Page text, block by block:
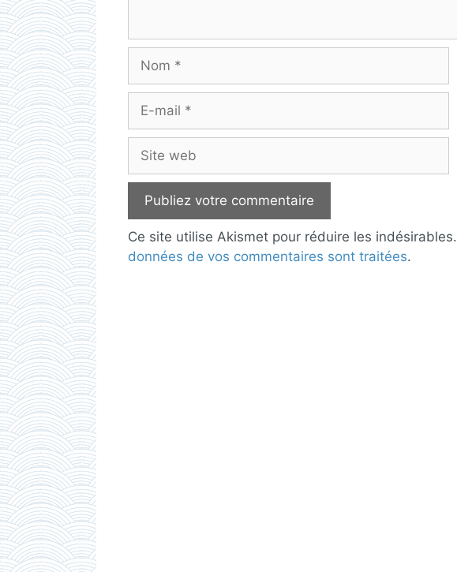
Nom
Site
web
Ce site utilise Akismet pour réduire les indésirables.
données de vos commentaires sont traitées.